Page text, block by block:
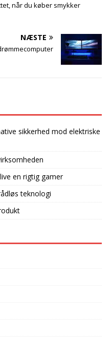
når du køber smykker
NÆSTE
sikkerhed mod elektriske
en rigtig gamer
teknologi